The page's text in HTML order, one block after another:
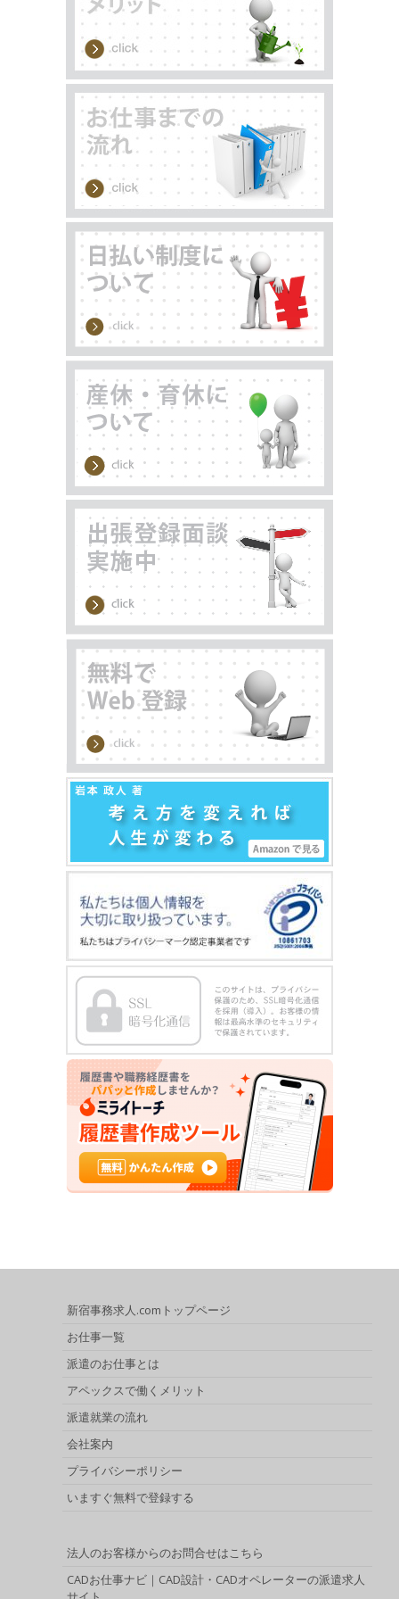
新宿事務求人.comトップページ
お仕事一覧
派遣のお仕事とは
アペックスで働くメリット
派遣就業の流れ
会社案内
プライバシーポリシー
いますぐ無料で登録する
法人のお客様からのお問合せはこちら
CADお仕事ナビ｜CAD設計・CADオペレーターの派遣求人